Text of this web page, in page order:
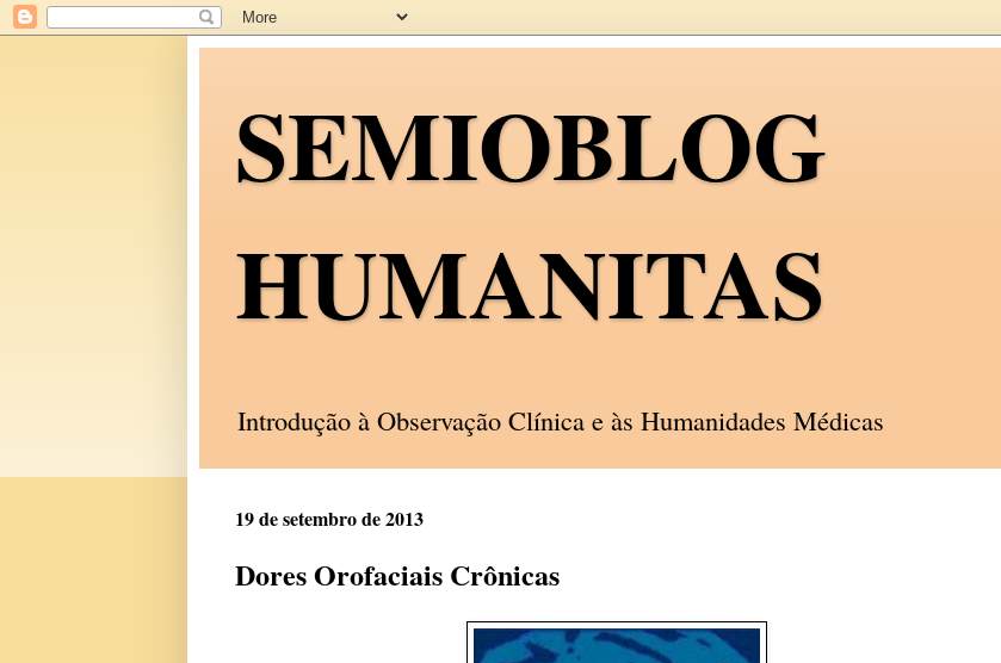
SEMIOBLOG
HUMANITAS
Introdução à Observação Clínica e às Humanidades Médicas
19 de setembro de 2013
Dores Orofaciais Crônicas